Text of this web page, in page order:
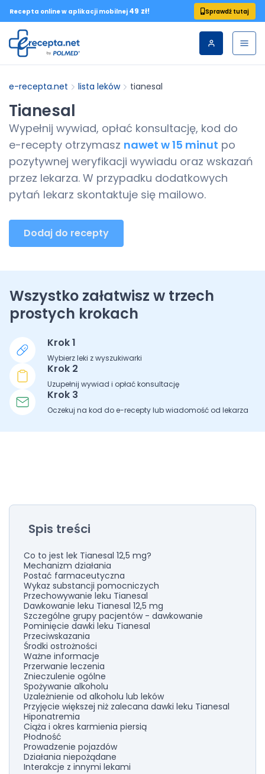
Recepta online w aplikacji mobilnej 49 zł! Sprawdź tutaj
e-recepta.net lista leków tianesal
Tianesal
Wypełnij wywiad, opłać konsultację, kod do
e-recepty otrzymasz nawet w 15 minut po
pozytywnej weryfikacji wywiadu oraz wskazań
przez lekarza. W przypadku dodatkowych
pytań lekarz skontaktuje się mailowo.
Dodaj do recepty
Wszystko załatwisz w trzech
prostych krokach
Krok 1
Wybierz leki z wyszukiwarki
Krok 2
Uzupełnij wywiad i opłać konsultację
Krok 3
Oczekuj na kod do e-recepty lub wiadomość od lekarza
Spis treści
Co to jest lek Tianesal 12,5 mg?
Mechanizm działania
Postać farmaceutyczna
Wykaz substancji pomocniczych
Przechowywanie leku Tianesal
Dawkowanie leku Tianesal 12,5 mg
Szczególne grupy pacjentów - dawkowanie
Pominięcie dawki leku Tianesal
Przeciwskazania
Środki ostrożności
Ważne informacje
Przerwanie leczenia
Znieczulenie ogólne
Spożywanie alkoholu
Uzależnienie od alkoholu lub leków
Przyjęcie większej niż zalecana dawki leku Tianesal
Hiponatremia
Ciąża i okres karmienia piersią
Płodność
Prowadzenie pojazdów
Działania niepożądane
Interakcje z innymi lekami